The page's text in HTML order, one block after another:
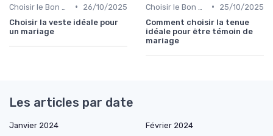
•
26/10/2025
Choisir la veste idéale pour
un mariage
•
25/10/2025
Comment choisir la tenue
idéale pour être témoin de
mariage
Les articles par date
Janvier 2024
Février 2024